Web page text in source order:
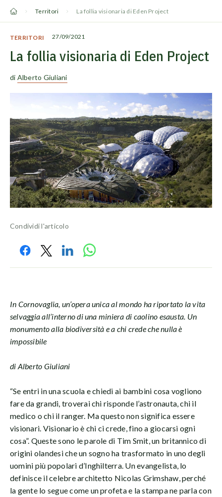
Territori La follia visionaria di Eden Project
TERRITORI 27/09/2021
La follia visionaria di Eden Project
di Alberto Giuliani
Condividi l'articolo
In Cornovaglia, un’opera unica al mondo ha riportato la vita
selvaggia all’interno di una miniera di caolino esausta. Un
monumento alla biodiversità e a chi crede che nulla è
impossibile
di Alberto Giuliani
“Se entri in una scuola e chiedi ai bambini cosa vogliono
fare da grandi, troverai chi risponde l’astronauta, chi il
medico o chi il ranger. Ma questo non significa essere
visionari. Visionario è chi ci crede, fino a giocarsi ogni
cosa”. Queste sono le parole di Tim Smit, un britannico di
origini olandesi che un sogno ha trasformato in uno degli
uomini più popolari d’Inghilterra. Un evangelista, lo
definisce il celebre architetto Nicolas Grimshaw, perché
la gente lo segue come un profeta e la stampa ne parla con